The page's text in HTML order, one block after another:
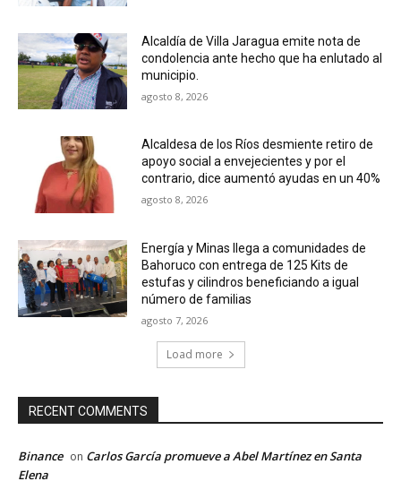
Alcaldía de Villa Jaragua emite nota de
condolencia ante hecho que ha enlutado al
municipio.
agosto 8, 2026
Alcaldesa de los Ríos desmiente retiro de
apoyo social a envejecientes y por el
contrario, dice aumentó ayudas en un 40%
agosto 8, 2026
Energía y Minas llega a comunidades de
Bahoruco con entrega de 125 Kits de
estufas y cilindros beneficiando a igual
número de familias
agosto 7, 2026
Load more
RECENT COMMENTS
Binance on Carlos García promueve a Abel Martínez en Santa
Elena